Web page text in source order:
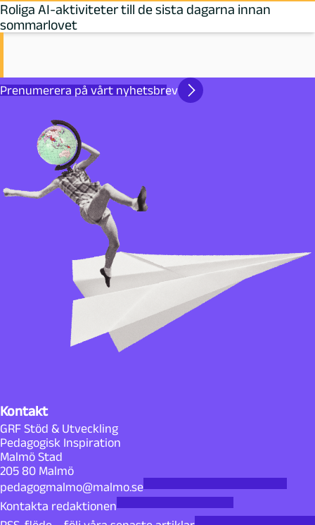
Roliga AI-aktiviteter till de sista dagarna innan
sommarlovet
Prenumerera på vårt nyhetsbrev
Kontakt
GRF Stöd & Utveckling
Pedagogisk Inspiration
Malmö Stad
205 80 Malmö
pedagogmalmo@malmo.se
Kontakta redaktionen